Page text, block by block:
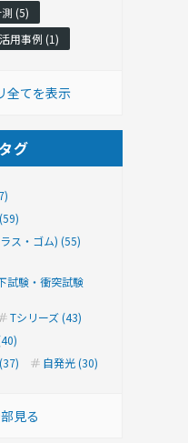
(5)
用事例 (1)
全てを表示
タグ
ス・ゴム) (55)
試験・衝突試験
Tシリーズ (43)
自発光 (30)
見る